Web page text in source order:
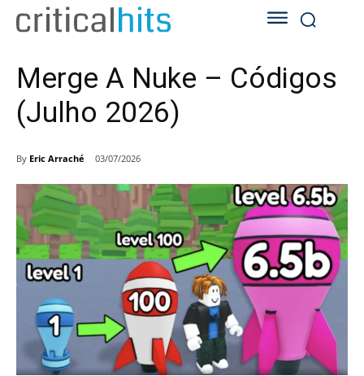
Merge A Nuke – Códigos
(Julho 2026)
By Eric Arraché 03/07/2026